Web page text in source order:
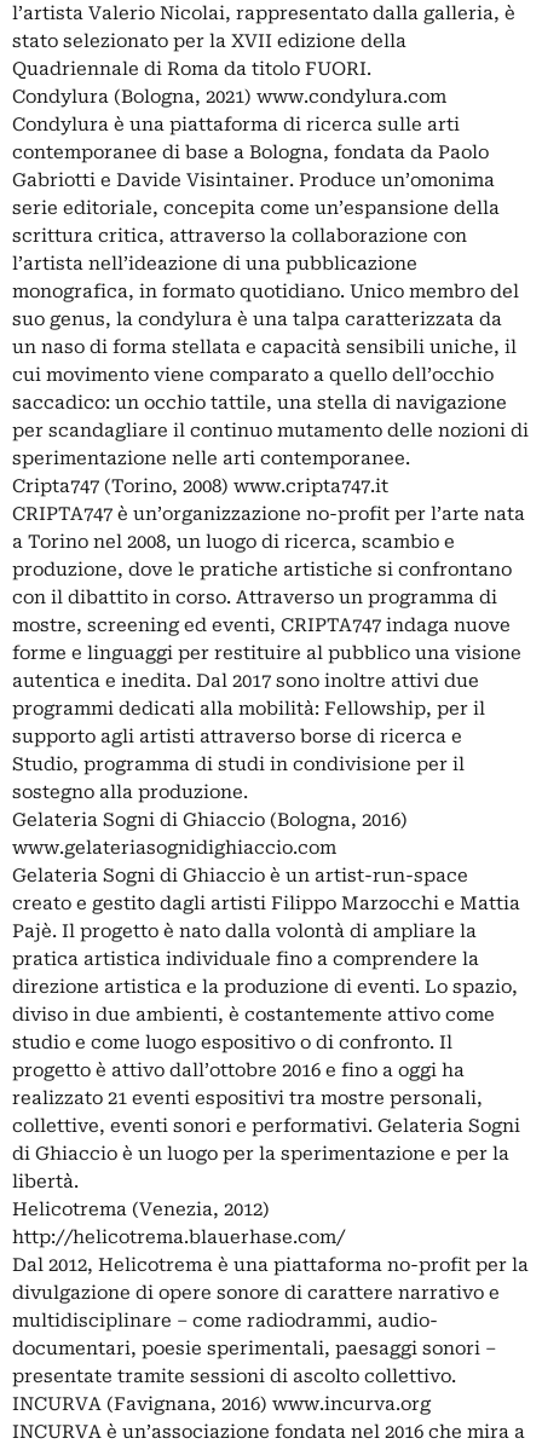
l’artista Valerio Nicolai, rappresentato dalla galleria, è
stato selezionato per la XVII edizione della
Quadriennale di Roma da titolo FUORI.
Condylura (Bologna, 2021) www.condylura.com
Condylura è una piattaforma di ricerca sulle arti
contemporanee di base a Bologna, fondata da Paolo
Gabriotti e Davide Visintainer. Produce un’omonima
serie editoriale, concepita come un’espansione della
scrittura critica, attraverso la collaborazione con
l’artista nell’ideazione di una pubblicazione
monografica, in formato quotidiano. Unico membro del
suo genus, la condylura è una talpa caratterizzata da
un naso di forma stellata e capacità sensibili uniche, il
cui movimento viene comparato a quello dell’occhio
saccadico: un occhio tattile, una stella di navigazione
per scandagliare il continuo mutamento delle nozioni di
sperimentazione nelle arti contemporanee.
Cripta747 (Torino, 2008) www.cripta747.it
CRIPTA747 è un’organizzazione no-profit per l’arte nata
a Torino nel 2008, un luogo di ricerca, scambio e
produzione, dove le pratiche artistiche si confrontano
con il dibattito in corso. Attraverso un programma di
mostre, screening ed eventi, CRIPTA747 indaga nuove
forme e linguaggi per restituire al pubblico una visione
autentica e inedita. Dal 2017 sono inoltre attivi due
programmi dedicati alla mobilità: Fellowship, per il
supporto agli artisti attraverso borse di ricerca e
Studio, programma di studi in condivisione per il
sostegno alla produzione.
Gelateria Sogni di Ghiaccio (Bologna, 2016)
www.gelateriasognidighiaccio.com
Gelateria Sogni di Ghiaccio è un artist-run-space
creato e gestito dagli artisti Filippo Marzocchi e Mattia
Pajè. Il progetto è nato dalla volontà di ampliare la
pratica artistica individuale fino a comprendere la
direzione artistica e la produzione di eventi. Lo spazio,
diviso in due ambienti, è costantemente attivo come
studio e come luogo espositivo o di confronto. Il
progetto è attivo dall’ottobre 2016 e fino a oggi ha
realizzato 21 eventi espositivi tra mostre personali,
collettive, eventi sonori e performativi. Gelateria Sogni
di Ghiaccio è un luogo per la sperimentazione e per la
libertà.
Helicotrema (Venezia, 2012)
http://helicotrema.blauerhase.com/
Dal 2012, Helicotrema è una piattaforma no-profit per la
divulgazione di opere sonore di carattere narrativo e
multidisciplinare – come radiodrammi, audio-
documentari, poesie sperimentali, paesaggi sonori –
presentate tramite sessioni di ascolto collettivo.
INCURVA (Favignana, 2016) www.incurva.org
INCURVA è un’associazione fondata nel 2016 che mira a